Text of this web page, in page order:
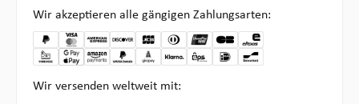
Wir akzeptieren alle gängigen Zahlungsarten:
Wir versenden weltweit mit: